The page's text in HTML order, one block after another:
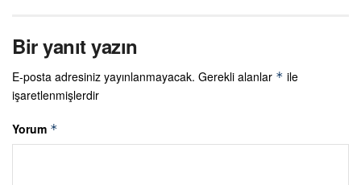
Bir yanıt yazın
E-posta adresiniz yayınlanmayacak. Gerekli alanlar * ile
işaretlenmişlerdir
Yorum *